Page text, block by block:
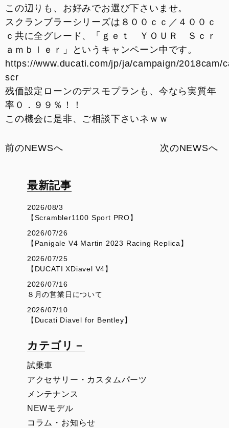
この辺りも、お好みでお選び下さいませ。
スクランブラーシリーズは８００ｃｃ／４００ｃ
ｃ共に全グレード、「ｇｅｔ ＹＯＵＲ Ｓｃｒ
ａｍｂｌｅｒ」というキャンペーン中です。
https://www.ducati.com/jp/ja/campaign/2018cam/
scr
残価設定ローンのデスモプランも、今なら実質年
率０．９９％！！
この機会に是非、ご相談下さいネｗｗ
前のNEWSへ 次のNEWSへ
最新記事
2026/08/3
【Scrambler1100 Sport PRO】
2026/07/26
【Panigale V4 Martin 2023 Racing Replica】
2026/07/25
【DUCATI XDiavel V4】
2026/07/16
８月の営業日について
2026/07/10
【Ducati Diavel for Bentley】
カテゴリ－
試乗車
アクセサリー・カスタムパーツ
メンテナンス
NEWモデル
コラム・お知らせ